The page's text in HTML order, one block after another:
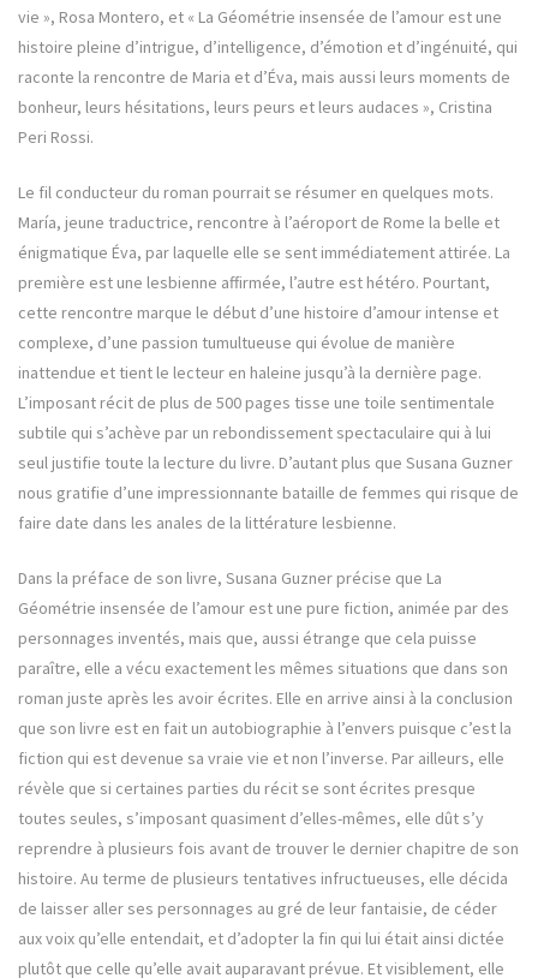
vie », Rosa Montero, et « La Géométrie insensée de l’amour est une
histoire pleine d’intrigue, d’intelligence, d’émotion et d’ingénuité, qui
raconte la rencontre de Maria et d’Éva, mais aussi leurs moments de
bonheur, leurs hésitations, leurs peurs et leurs audaces », Cristina
Peri Rossi.
Le fil conducteur du roman pourrait se résumer en quelques mots.
María, jeune traductrice, rencontre à l’aéroport de Rome la belle et
énigmatique Éva, par laquelle elle se sent immédiatement attirée. La
première est une lesbienne affirmée, l’autre est hétéro. Pourtant,
cette rencontre marque le début d’une histoire d’amour intense et
complexe, d’une passion tumultueuse qui évolue de manière
inattendue et tient le lecteur en haleine jusqu’à la dernière page.
L’imposant récit de plus de 500 pages tisse une toile sentimentale
subtile qui s’achève par un rebondissement spectaculaire qui à lui
seul justifie toute la lecture du livre. D’autant plus que Susana Guzner
nous gratifie d’une impressionnante bataille de femmes qui risque de
faire date dans les anales de la littérature lesbienne.
Dans la préface de son livre, Susana Guzner précise que La
Géométrie insensée de l’amour est une pure fiction, animée par des
personnages inventés, mais que, aussi étrange que cela puisse
paraître, elle a vécu exactement les mêmes situations que dans son
roman juste après les avoir écrites. Elle en arrive ainsi à la conclusion
que son livre est en fait un autobiographie à l’envers puisque c’est la
fiction qui est devenue sa vraie vie et non l’inverse. Par ailleurs, elle
révèle que si certaines parties du récit se sont écrites presque
toutes seules, s’imposant quasiment d’elles-mêmes, elle dût s’y
reprendre à plusieurs fois avant de trouver le dernier chapitre de son
histoire. Au terme de plusieurs tentatives infructueuses, elle décida
de laisser aller ses personnages au gré de leur fantaisie, de céder
aux voix qu’elle entendait, et d’adopter la fin qui lui était ainsi dictée
plutôt que celle qu’elle avait auparavant prévue. Et visiblement, elle